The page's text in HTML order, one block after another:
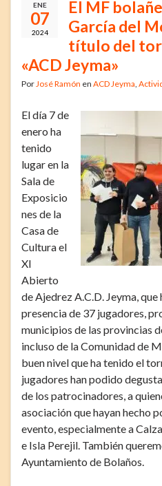
ENE
07
2024
El MF
García del
título del
«ACD Jeyma»
Por José Ramón en ACD Jeyma
El día 7 de
enero ha
tenido
lugar en la
Sala de
Exposicio
nes de la
Casa de
Cultura el
XI
Abierto
de Ajedrez A.C.D. Jeyma,
presencia de 37 jugadores,
municipios de las provincias
incluso de la Comunidad de
buen nivel que ha tenido el
jugadores han podido
de los patrocinadores, a
asociación que hayan hecho
evento, especialmente a
e Isla Perejil. También
Ayuntamiento de Bolaños.